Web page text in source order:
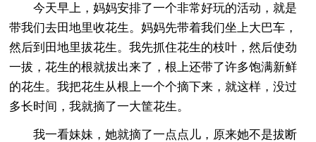
今天早上，妈妈安排了一个非常好玩的活动，就是
带我们去田地里收花生。妈妈先带着我们坐上大巴车，
然后到田地里拔花生。我先抓住花生的枝叶，然后使劲
一拔，花生的根就拔出来了，根上还带了许多饱满新鲜
的花生。我把花生从根上一个个摘下来，就这样，没过
多长时间，我就摘了一大筐花生。
我一看妹妹，她就摘了一点点儿，原来她不是拔断